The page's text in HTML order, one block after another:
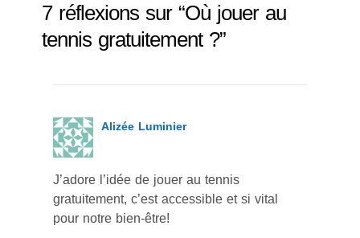
7 réflexions sur “Où jouer au
tennis gratuitement ?”
Alizée Luminier
J’adore l’idée de jouer au tennis
gratuitement, c’est accessible et si vital
pour notre bien-être!